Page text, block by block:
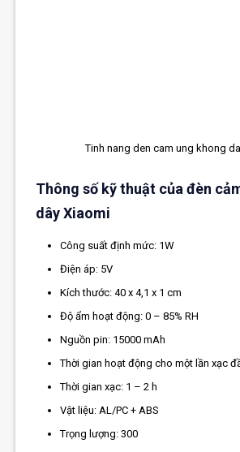
Tinh nang den cam ung khong
Thông số kỹ thuật của đèn
dây Xiaomi
Công suất định mức: 1W
Điện áp: 5V
Kích thước: 40 x 4,1 x 1 cm
Độ ẩm hoạt động: 0 – 85% RH
Nguồn pin: 15000 mAh
Thời gian hoạt động cho một lần xạc
Thời gian xạc: 1 – 2 h
Vật liệu: AL/PC + ABS
Trọng lượng: 300